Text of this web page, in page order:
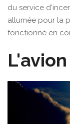
du service
allumée pour la
fonctionné en
L'avion